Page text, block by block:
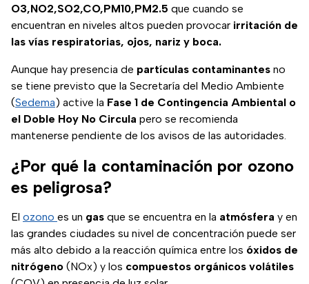
O3,NO2,SO2,CO,PM10,PM2.5 que cuando se
encuentran en niveles altos pueden provocar irritación de
las vías respiratorias, ojos, nariz y boca.
Aunque hay presencia de partículas contaminantes no
se tiene previsto que la Secretaría del Medio Ambiente
(Sedema) active la Fase 1 de Contingencia Ambiental o
el Doble Hoy No Circula pero se recomienda
mantenerse pendiente de los avisos de las autoridades.
¿Por qué la contaminación por ozono
es peligrosa?
El ozono es un gas que se encuentra en la atmósfera y en
las grandes ciudades su nivel de concentración puede ser
más alto debido a la reacción química entre los óxidos de
nitrógeno (NOx) y los compuestos orgánicos volátiles